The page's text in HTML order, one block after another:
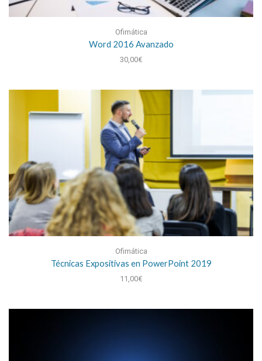
Ofimática
Word 2016 Avanzado
30,00€
Ofimática
Técnicas Expositivas en PowerPoint 2019
11,00€